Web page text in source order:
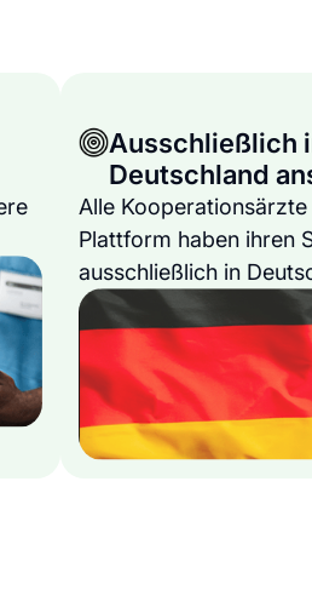
Ausschließlich
Deutschland
Alle
Plattform haben ihren
ausschließlich in